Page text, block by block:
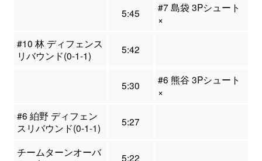
5:45
#7 島袋 3Pシュート
×
#10 林 ディフェンス
リバウンド(0-1-1)
5:42
5:30
#6 熊谷 3Pシュート
×
#6 絈野 ディフェン
スリバウンド(0-1-1)
5:27
チームターンオーバ
5:22